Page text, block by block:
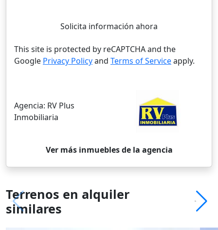
Solicita información ahora
This site is protected by reCAPTCHA and the
Google Privacy Policyand Terms of Serviceapply.
Agencia: RV Plus
Inmobiliaria
Ver más inmuebles de la agencia
Terrenos en alquiler
similares